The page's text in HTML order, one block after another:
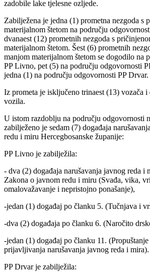
zadobile lake tjelesne ozljede.
Zabilježena je jedna (1) prometna nezgoda s
materijalnom štetom na području
dvanaest (12) prometnih nezgoda s
materijalnom štetom. Šest (6) prometnih
manjom materijalnom štetom se dogodilo na
PP Livno, pet (5) na području odgovornosti
jedna (1) na području odgovornosti PP Drvar.
Iz prometa je isključeno trinaest (13) vozača
vozila.
U istom razdoblju na području odgovornosti
zabilježeno je sedam (7) događaja
redu i miru Hercegbosanske županije:
PP Livno je zabilježila:
- dva (2) događaja narušavanja javnog reda i
Zakona o javnom redu i miru (Svađa, vika,
omalovažavanje i nepristojno ponašanje),
-jedan (1) događaj po članku 5. (Tučnjava i
-dva (2) događaja po članku 6. (Naročito
-jedan (1) događaj po članku 11.
prijavljivanja narušavanja javnog reda i mira).
PP Drvar je zabilježila: